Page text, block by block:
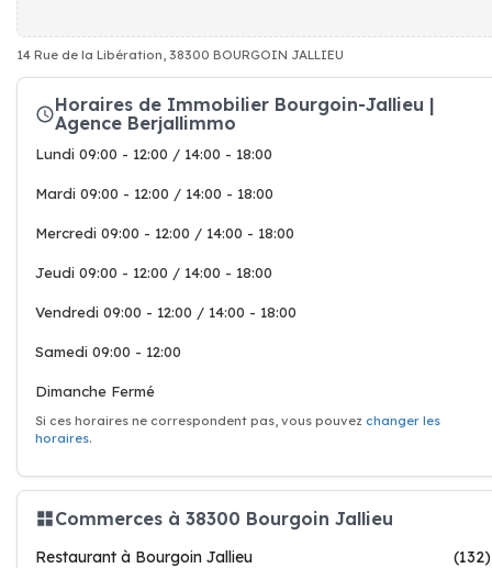
14 Rue de la Libération, 38300 BOURGOIN JALLIEU
Horaires de Immobilier Bourgoin-Jallieu |
Agence Berjallimmo
Lundi 09:00 - 12:00 / 14:00 - 18:00
Mardi 09:00 - 12:00 / 14:00 - 18:00
Mercredi 09:00 - 12:00 / 14:00 - 18:00
Jeudi 09:00 - 12:00 / 14:00 - 18:00
Vendredi 09:00 - 12:00 / 14:00 - 18:00
Samedi 09:00 - 12:00
Dimanche Fermé
Si ces horaires ne correspondent pas, vous pouvez changer les
horaires.
Commerces à 38300 Bourgoin Jallieu
Restaurant à Bourgoin Jallieu
(132)